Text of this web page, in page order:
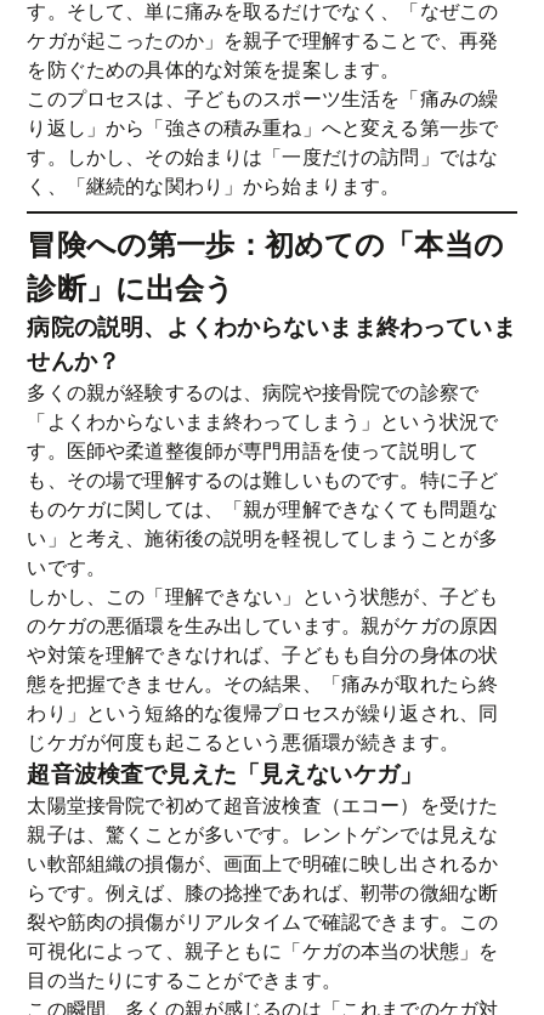
す。そして、単に痛みを取るだけでなく、「なぜこの
ケガが起こったのか」を親子で理解することで、再発
を防ぐための具体的な対策を提案します。
このプロセスは、子どものスポーツ生活を「痛みの繰
り返し」から「強さの積み重ね」へと変える第一歩で
す。しかし、その始まりは「一度だけの訪問」ではな
く、「継続的な関わり」から始まります。
冒険への第一歩：初めての「本当の
診断」に出会う
病院の説明、よくわからないまま終わっていま
せんか？
多くの親が経験するのは、病院や接骨院での診察で
「よくわからないまま終わってしまう」という状況で
す。医師や柔道整復師が専門用語を使って説明して
も、その場で理解するのは難しいものです。特に子ど
ものケガに関しては、「親が理解できなくても問題な
い」と考え、施術後の説明を軽視してしまうことが多
いです。
しかし、この「理解できない」という状態が、子ども
のケガの悪循環を生み出しています。親がケガの原因
や対策を理解できなければ、子どもも自分の身体の状
態を把握できません。その結果、「痛みが取れたら終
わり」という短絡的な復帰プロセスが繰り返され、同
じケガが何度も起こるという悪循環が続きます。
超音波検査で見えた「見えないケガ」
太陽堂接骨院で初めて超音波検査（エコー）を受けた
親子は、驚くことが多いです。レントゲンでは見えな
い軟部組織の損傷が、画面上で明確に映し出されるか
らです。例えば、膝の捻挫であれば、靭帯の微細な断
裂や筋肉の損傷がリアルタイムで確認できます。この
可視化によって、親子ともに「ケガの本当の状態」を
目の当たりにすることができます。
この瞬間、多くの親が感じるのは「これまでのケガ対